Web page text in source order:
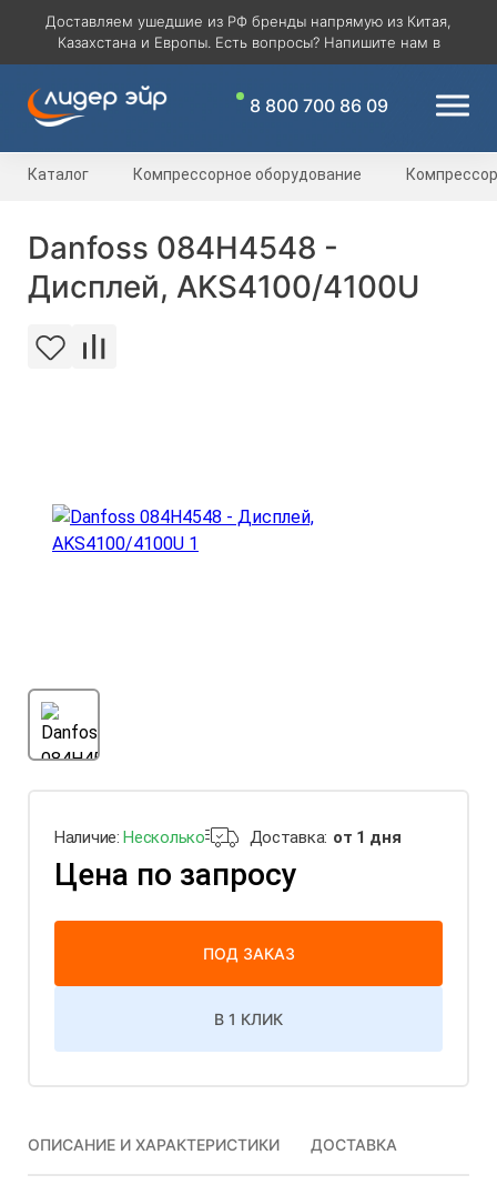
Доставляем ушедшие из РФ бренды напрямую из Китая,
Казахстана и Европы. Есть вопросы? Напишите нам в
8 800 700 86 09
Каталог Компрессорное оборудование
Danfoss 084H4548 -
Дисплей, AKS4100/4100U
Наличие: Несколько Доставка: от 1 дня
Цена по запросу
ПОД ЗАКАЗ
В 1 КЛИК
ОПИСАНИЕ И ХАРАКТЕРИСТИКИ ДОСТАВКА